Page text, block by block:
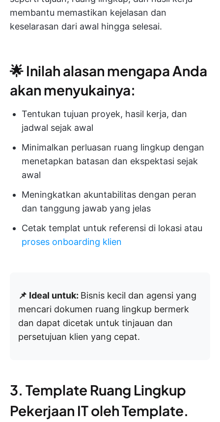
membantu memastikan kejelasan dan
keselarasan dari awal hingga selesai.
🌟 Inilah alasan mengapa Anda
akan menyukainya:
Tentukan tujuan proyek, hasil kerja, dan
jadwal sejak awal
Minimalkan perluasan ruang lingkup dengan
menetapkan batasan dan ekspektasi sejak
awal
Meningkatkan akuntabilitas dengan peran
dan tanggung jawab yang jelas
Cetak templat untuk referensi di lokasi atau
proses onboarding klien
📌 Ideal untuk: Bisnis kecil dan agensi yang
mencari dokumen ruang lingkup bermerk
dan dapat dicetak untuk tinjauan dan
persetujuan klien yang cepat.
3. Template Ruang Lingkup
Pekerjaan IT oleh Template.